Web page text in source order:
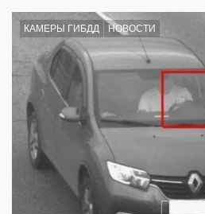
КАМЕРЫ ГИБДД НОВОСТИ